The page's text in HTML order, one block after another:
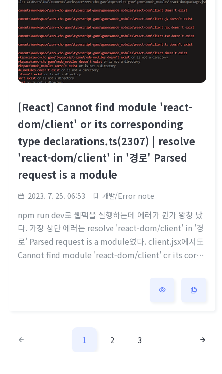
[React] Cannot find module 'react-
dom/client' or its corresponding
type declarations.ts(2307) | resolve
'react-dom/client' in '경로' Parsed
request is a module
2023. 7. 25. 06:53 개발/Error note
npm run dev로 웹팩을 실행하는데 에러가 뭔가 왕창 났
다. 가장 상단 에러는 resolve 'react-dom/client' in '경
로' Parsed request is a module였다. client.jsx에서도
Cannot find module 'react-dom/client' or its corre
createRoot } from "react-dom/client" import Gam
1
2 3